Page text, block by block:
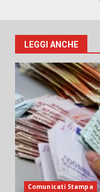
LEGGI ANCHE
Comunicati Stampa